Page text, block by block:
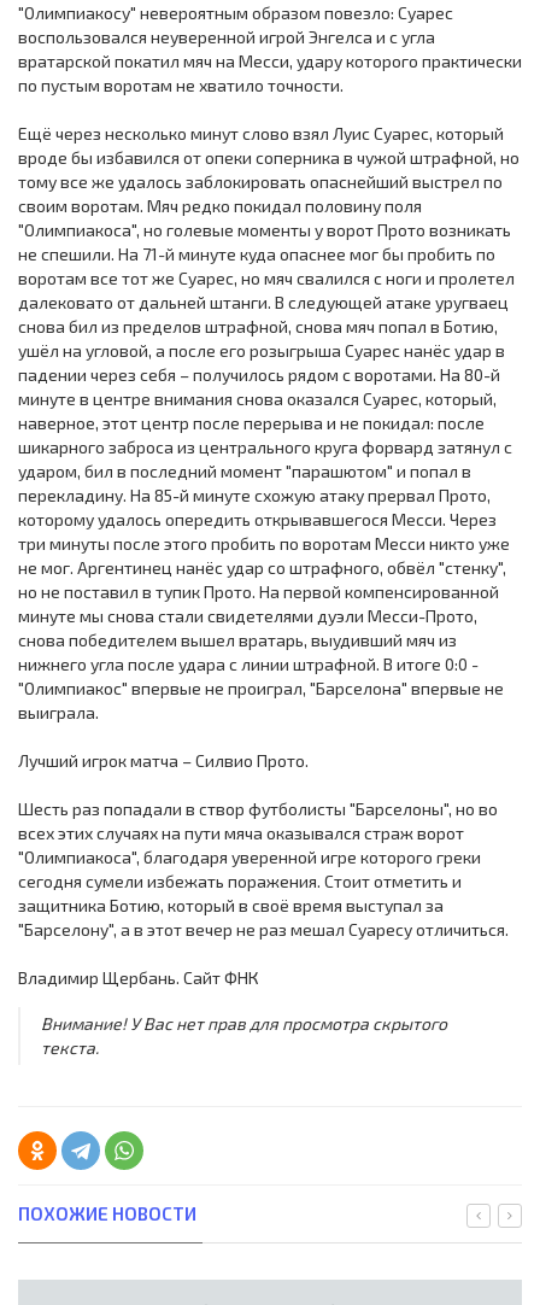
"Олимпиакосу" невероятным образом повезло: Суарес
воспользовался неуверенной игрой Энгелса и с угла
вратарской покатил мяч на Месси, удару которого практически
по пустым воротам не хватило точности.
Ещё через несколько минут слово взял Луис Суарес, который
вроде бы избавился от опеки соперника в чужой штрафной, но
тому все же удалось заблокировать опаснейший выстрел по
своим воротам. Мяч редко покидал половину поля
"Олимпиакоса", но голевые моменты у ворот Прото возникать
не спешили. На 71-й минуте куда опаснее мог бы пробить по
воротам все тот же Суарес, но мяч свалился с ноги и пролетел
далековато от дальней штанги. В следующей атаке уругваец
снова бил из пределов штрафной, снова мяч попал в Ботию,
ушёл на угловой, а после его розыгрыша Суарес нанёс удар в
падении через себя – получилось рядом с воротами. На 80-й
минуте в центре внимания снова оказался Суарес, который,
наверное, этот центр после перерыва и не покидал: после
шикарного заброса из центрального круга форвард затянул с
ударом, бил в последний момент "парашютом" и попал в
перекладину. На 85-й минуте схожую атаку прервал Прото,
которому удалось опередить открывавшегося Месси. Через
три минуты после этого пробить по воротам Месси никто уже
не мог. Аргентинец нанёс удар со штрафного, обвёл "стенку",
но не поставил в тупик Прото. На первой компенсированной
минуте мы снова стали свидетелями дуэли Месси-Прото,
снова победителем вышел вратарь, выудивший мяч из
нижнего угла после удара с линии штрафной. В итоге 0:0 -
"Олимпиакос" впервые не проиграл, "Барселона" впервые не
выиграла.
Лучший игрок матча – Силвио Прото.
Шесть раз попадали в створ футболисты "Барселоны", но во
всех этих случаях на пути мяча оказывался страж ворот
"Олимпиакоса", благодаря уверенной игре которого греки
сегодня сумели избежать поражения. Стоит отметить и
защитника Ботию, который в своё время выступал за
"Барселону", а в этот вечер не раз мешал Суаресу отличиться.
Владимир Щербань. Сайт ФНК
Внимание! У Вас нет прав для просмотра скрытого
текста.
ПОХОЖИЕ НОВОСТИ